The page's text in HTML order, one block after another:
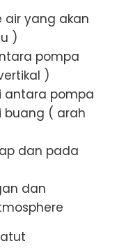
air yang akan
)
pompa
)
antara pompa
buang ( arah
dan pada
dan